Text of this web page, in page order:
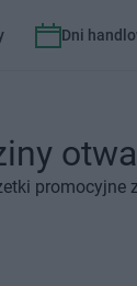
Dni
promocyjne